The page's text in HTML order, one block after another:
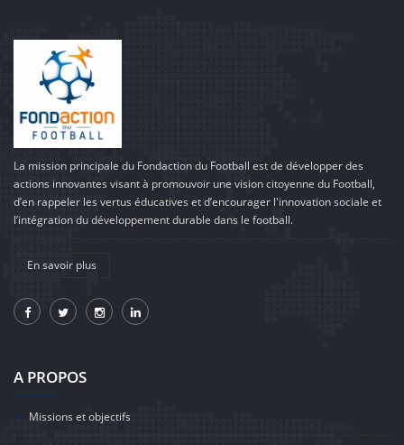
La mission principale du Fondaction du Football est de développer des
actions innovantes visant à promouvoir une vision citoyenne du Football,
d’en rappeler les vertus éducatives et d’encourager l'innovation sociale et
l’intégration du développement durable dans le football.
En savoir plus
A PROPOS
Missions et objectifs